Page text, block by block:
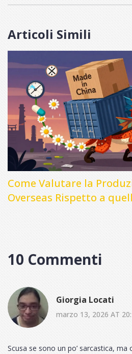
Articoli Simili
Come Valutare la
Overseas Rispetto a
10 Commenti
Giorgia Locati
marzo 13, 2026 AT
Scusa se sono un po’ sarcastica, ma